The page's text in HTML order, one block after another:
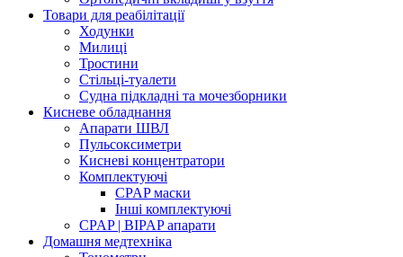
Товари для реабілітації
Ходунки
Милиці
Тростини
Стільці-туалети
Судна підкладні та мочезборники
Кисневе обладнання
Апарати ШВЛ
Пульсоксиметри
Кисневі концентратори
Комплектуючі
CPAP маски
Інші комплектуючі
CPAP | BIPAP апарати
Домашня медтехніка